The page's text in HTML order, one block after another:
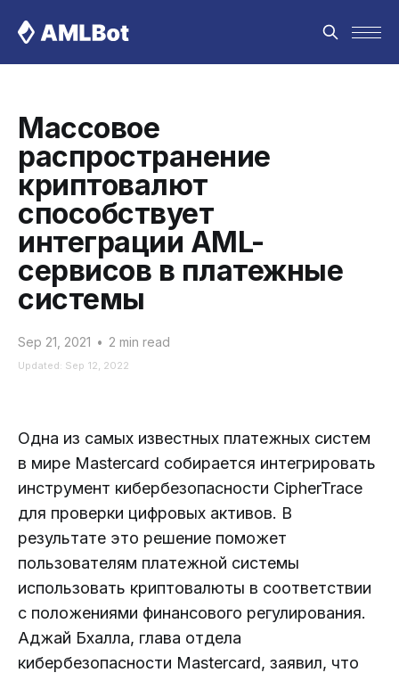
Массовое
распространение
криптовалют
способствует
интеграции AML-
сервисов в платежные
системы
Sep 21, 2021 • 2 min read
Updated: Sep 12, 2022
Одна из самых известных платежных систем
в мире Mastercard собирается интегрировать
инструмент кибербезопасности CipherTrace
для проверки цифровых активов. В
результате это решение поможет
пользователям платежной системы
использовать криптовалюты в соответствии
с положениями финансового регулирования.
Аджай Бхалла, глава отдела
кибербезопасности Mastercard, заявил, что